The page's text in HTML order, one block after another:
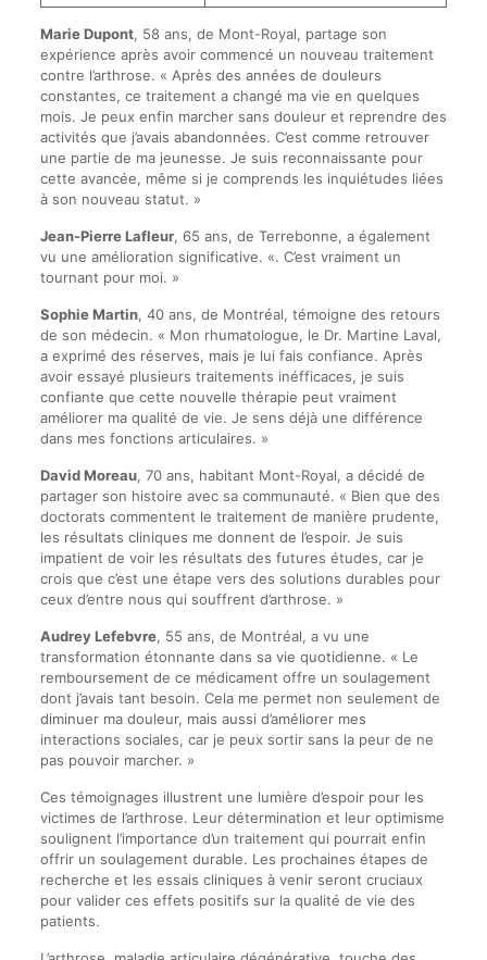
Marie Dupont, 58 ans, de Mont-Royal, partage son
expérience après avoir commencé un nouveau traitement
contre l’arthrose. « Après des années de douleurs
constantes, ce traitement a changé ma vie en quelques
mois. Je peux enfin marcher sans douleur et reprendre des
activités que j’avais abandonnées. C’est comme retrouver
une partie de ma jeunesse. Je suis reconnaissante pour
cette avancée, même si je comprends les inquiétudes liées
à son nouveau statut. »
Jean-Pierre Lafleur, 65 ans, de Terrebonne, a également
vu une amélioration significative. «. C’est vraiment un
tournant pour moi. »
Sophie Martin, 40 ans, de Montréal, témoigne des retours
de son médecin. « Mon rhumatologue, le Dr. Martine Laval,
a exprimé des réserves, mais je lui fais confiance. Après
avoir essayé plusieurs traitements inéfficaces, je suis
confiante que cette nouvelle thérapie peut vraiment
améliorer ma qualité de vie. Je sens déjà une différence
dans mes fonctions articulaires. »
David Moreau, 70 ans, habitant Mont-Royal, a décidé de
partager son histoire avec sa communauté. « Bien que des
doctorats commentent le traitement de manière prudente,
les résultats cliniques me donnent de l’espoir. Je suis
impatient de voir les résultats des futures études, car je
crois que c’est une étape vers des solutions durables pour
ceux d’entre nous qui souffrent d’arthrose. »
Audrey Lefebvre, 55 ans, de Montréal, a vu une
transformation étonnante dans sa vie quotidienne. « Le
remboursement de ce médicament offre un soulagement
dont j’avais tant besoin. Cela me permet non seulement de
diminuer ma douleur, mais aussi d’améliorer mes
interactions sociales, car je peux sortir sans la peur de ne
pas pouvoir marcher. »
Ces témoignages illustrent une lumière d’espoir pour les
victimes de l’arthrose. Leur détermination et leur optimisme
soulignent l’importance d’un traitement qui pourrait enfin
offrir un soulagement durable. Les prochaines étapes de
recherche et les essais cliniques à venir seront cruciaux
pour valider ces effets positifs sur la qualité de vie des
patients.